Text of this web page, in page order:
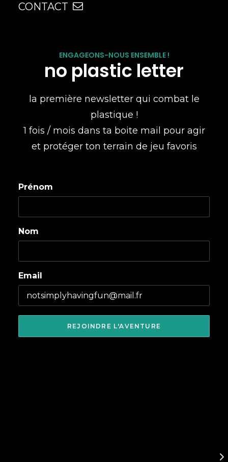
CONTACT
ENGAGEONS-NOUS ENSEMBLE !
no plastic letter
la première newsletter qui combat le
plastique !
1 fois / mois dans ta boite mail pour agir
et protéger ton terrain de jeu favoris
Prénom
Nom
Email